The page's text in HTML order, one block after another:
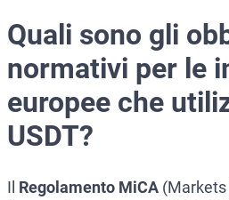
Quali sono gli
normativi per le
europee che
USDT?
Il Regolamento MiCA